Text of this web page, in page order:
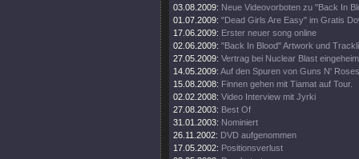
03.08.2009: Neue Videovorboten zu "Back In
01.07.2009: "Dead Girls Are Easy" im Gratis
17.06.2009: Erster neuer song online
02.06.2009: "Back In Blood" Artwork und
27.05.2009: Vertrag bei Nuclear Blast
14.05.2009: Auf den Spuren von Guns N'
15.08.2008: Finnen gehen mit Tiamat auf Tour.
02.02.2008: Video Interview mit Jyrki
27.08.2003: Best Of
31.01.2003: Nominiert
26.11.2002: DVD aufgenommen
17.05.2002: Positionsverlust